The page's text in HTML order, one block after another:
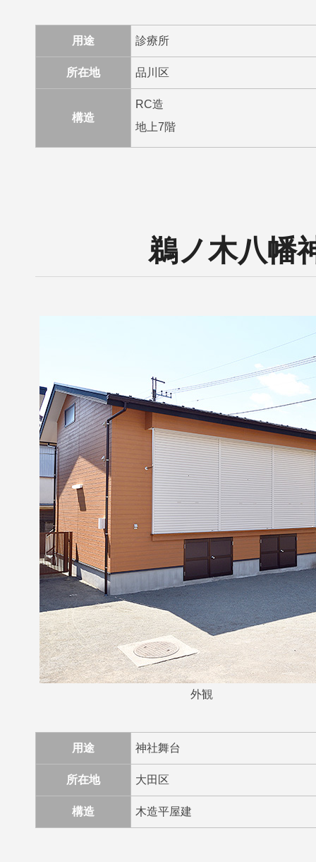
用途 診療所
所在地 品川区
構造
RC造
地上7階
鵜ノ木八幡
外観
用途 神社舞台
所在地 大田区
構造 木造平屋建